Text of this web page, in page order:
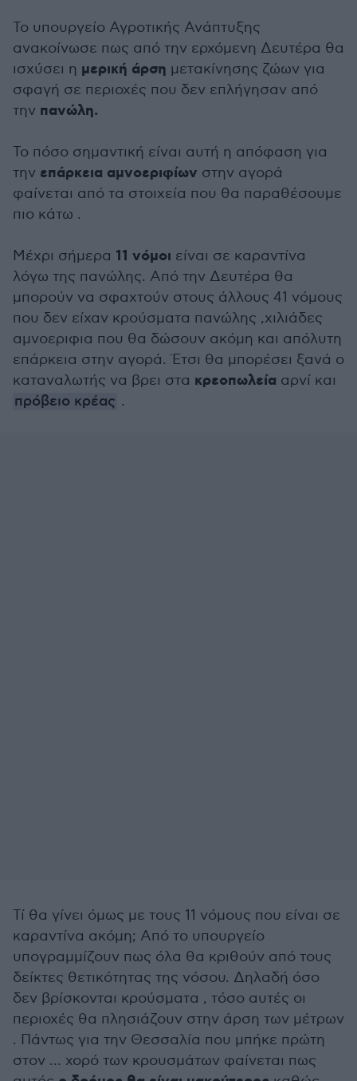
Το υπουργείο Αγροτικής Ανάπτυξης
ανακοίνωσε πως από την ερχόμενη Δευτέρα θα
ισχύσει η μερική άρση μετακίνησης ζώων για
σφαγή σε περιοχές που δεν επλήγησαν από
την πανώλη.
Το πόσο σημαντική είναι αυτή η απόφαση για
την επάρκεια αμνοεριφίων στην αγορά
φαίνεται από τα στοιχεία που θα παραθέσουμε
πιο κάτω .
Μέχρι σήμερα 11 νόμοι είναι σε καραντίνα
λόγω της πανώλης. Από την Δευτέρα θα
μπορούν να σφαχτούν στους άλλους 41 νόμους
που δεν είχαν κρούσματα πανώλης ,χιλιάδες
αμνοεριφια που θα δώσουν ακόμη και απόλυτη
επάρκεια στην αγορά. Έτσι θα μπορέσει ξανά ο
καταναλωτής να βρει στα κρεοπωλεία αρνί και
πρόβειο κρέας .
Τί θα γίνει όμως με τους 11 νόμους που είναι σε
καραντίνα ακόμη; Από το υπουργείο
υπογραμμίζουν πως όλα θα κριθούν από τους
δείκτες θετικότητας της νόσου. Δηλαδή όσο
δεν βρίσκονται κρούσματα , τόσο αυτές οι
περιοχές θα πλησιάζουν στην άρση των μέτρων
. Πάντως για την Θεσσαλία που μπήκε πρώτη
στον … χορό των κρουσμάτων φαίνεται πως